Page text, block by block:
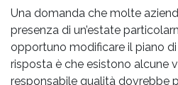
Una domanda che molte
presenza di un’estate
opportuno modificare il piano
risposta è che esistono alcune
responsabile qualità dovrebbe